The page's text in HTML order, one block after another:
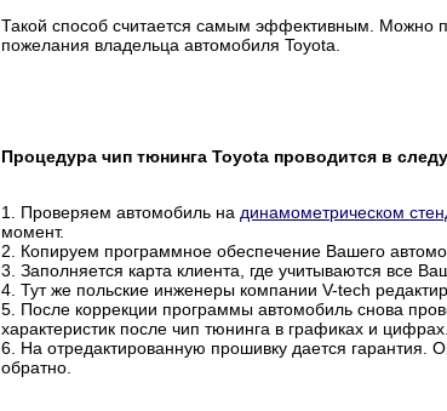
Такой способ считается самым эффективным. Можно
пожелания владельца автомобиля Toyota.
Процедура чип тюнинга Toyota проводится в
1. Проверяем автомобиль на динамометрическом
момент.
2. Копируем программное обеспечение Вашего
3. Заполняется карта клиента, где учитываются все
4. Тут же польские инженеры компании V-tech
5. После коррекции программы автомобиль снова
характеристик после чип тюнинга в графиках и цифрах.
6. На отредактированную прошивку дается гарантия.
обратно.